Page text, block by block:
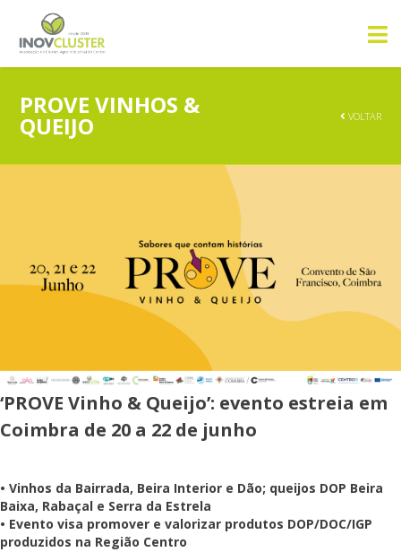
PROVE VINHOS &
QUEIJO VOLTAR
‘PROVE Vinho & Queijo’: evento estreia em
Coimbra de 20 a 22 de junho
• Vinhos da Bairrada, Beira Interior e Dão; queijos DOP Beira
Baixa, Rabaçal e Serra da Estrela
• Evento visa promover e valorizar produtos DOP/DOC/IGP
produzidos na Região Centro